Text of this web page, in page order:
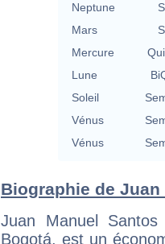
Neptune
Mars
Mercure
Lune
Soleil
Vénus
Vénus
Biographie de
Juan Manuel
Bogotá, est un